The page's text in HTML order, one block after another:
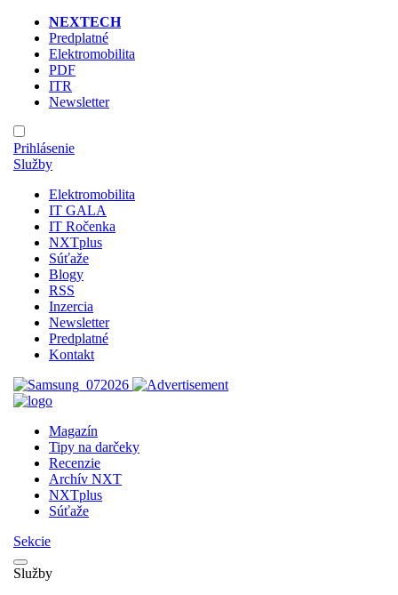
NEXTECH
Predplatné
Elektromobilita
PDF
ITR
Newsletter
Prihlásenie
Služby
Elektromobilita
IT GALA
IT Ročenka
NXTplus
Súťaže
Blogy
RSS
Inzercia
Newsletter
Predplatné
Kontakt
Magazín
Tipy na darčeky
Recenzie
Archív NXT
NXTplus
Súťaže
Sekcie
Služby